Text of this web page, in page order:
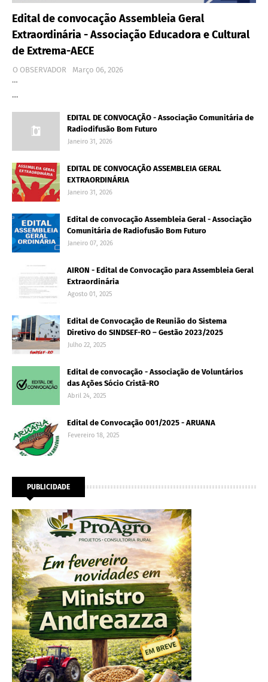
Edital de convocação Assembleia Geral
Extraordinária - Associação Educadora e Cultural
de Extrema-AECE
O OBSERVADOR
Março 06, 2026
…
…
EDITAL DE CONVOCAÇÃO - Associação Comunitária de
Radiodifusão Bom Futuro
Janeiro 31, 2026
EDITAL DE CONVOCAÇÃO ASSEMBLEIA GERAL
EXTRAORDINÁRIA
Janeiro 31, 2026
Edital de convocação Assembleia Geral - Associação
Comunitária de Radiofusão Bom Futuro
Janeiro 07, 2026
AIRON - Edital de Convocação para Assembleia Geral
Extraordinária
Agosto 01, 2025
Edital de Convocação de Reunião do Sistema
Diretivo do SINDSEF-RO – Gestão 2023/2025
Julho 22, 2025
Edital de convocação - Associação de Voluntários
das Ações Sócio Cristã-RO
Abril 24, 2025
Edital de Convocação 001/2025 - ARUANA
Fevereiro 18, 2025
PUBLICIDADE